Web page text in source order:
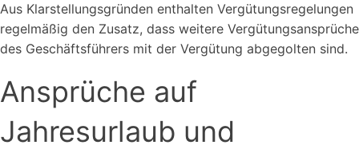
Aus Klarstellungsgründen enthalten Vergütungsregelungen
regelmäßig den Zusatz, dass weitere Vergütungsansprüche
des Geschäftsführers mit der Vergütung abgegolten sind.
Ansprüche auf
Jahresurlaub und